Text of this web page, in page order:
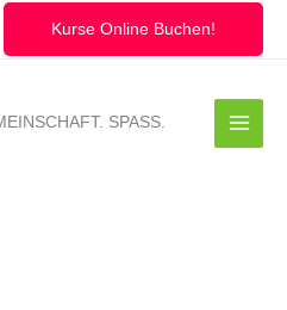
Kurse Online Buchen!
SPASS.